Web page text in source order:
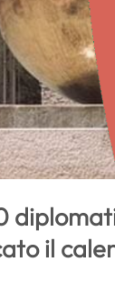
il